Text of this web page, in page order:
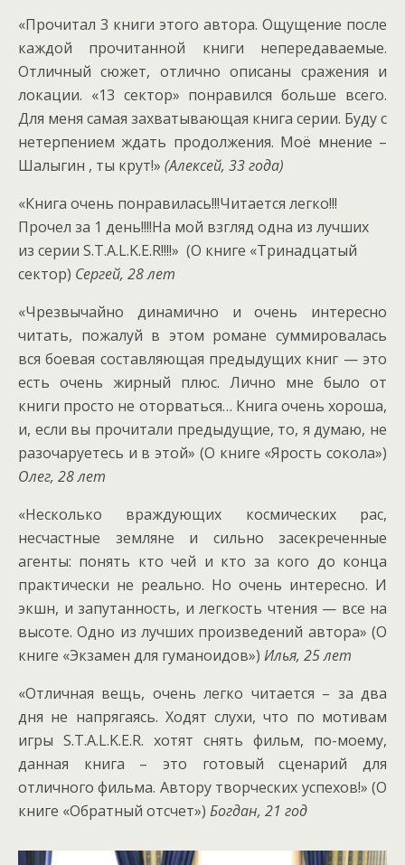
«Прочитал 3 книги этого автора. Ощущение после
каждой прочитанной книги непередаваемые.
Отличный сюжет, отлично описаны сражения и
локации. «13 сектор» понравился больше всего.
Для меня самая захватывающая книга серии. Буду с
нетерпением ждать продолжения. Моё мнение –
Шалыгин , ты крут!» (Алексей, 33 года)
«Книга очень понравилась!!!Читается легко!!!
Прочел за 1 день!!!!На мой взгляд одна из лучших
из серии S.T.A.L.K.E.R!!!!» (О книге «Тринадцатый
сектор) Сергей, 28 лет
«Чрезвычайно динамично и очень интересно
читать, пожалуй в этом романе суммировалась
вся боевая составляющая предыдущих книг — это
есть очень жирный плюс. Лично мне было от
книги просто не оторваться… Книга очень хороша,
и, если вы прочитали предыдущие, то, я думаю, не
разочаруетесь и в этой» (О книге «Ярость сокола»)
Олег, 28 лет
«Несколько враждующих космических рас,
несчастные земляне и сильно засекреченные
агенты: понять кто чей и кто за кого до конца
практически не реально. Но очень интересно. И
экшн, и запутанность, и легкость чтения — все на
высоте. Одно из лучших произведений автора» (О
книге «Экзамен для гуманоидов») Илья, 25 лет
«Отличная вещь, очень легко читается – за два
дня не напрягаясь. Ходят слухи, что по мотивам
игры S.T.A.L.K.E.R. хотят снять фильм, по-моему,
данная книга – это готовый сценарий для
отличного фильма. Автору творческих успехов!» (О
книге «Обратный отсчет») Богдан, 21 год